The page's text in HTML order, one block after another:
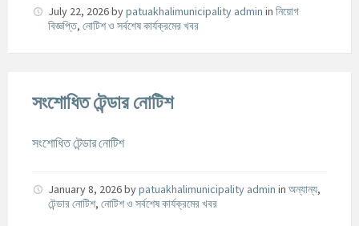
July 22, 2026bypatuakhalimunicipality admin in নিয়োগ
বিজ্ঞপ্তি, নোটিশ ও সর্বশেষ কার্যক্রমের খবর
সংশোধিত টেন্ডার নোটিশ
সংশোধিত টেন্ডার নোটিশ
January 8, 2026bypatuakhalimunicipality admin in অন্যান্য,
টেন্ডার নোটিশ, নোটিশ ও সর্বশেষ কার্যক্রমের খবর